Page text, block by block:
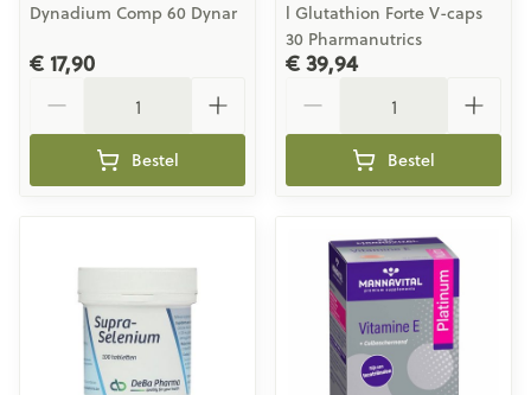
Dynadium Comp 60 Dynar
€ 17,90
Bestel
l Glutathion Forte V-caps
30 Pharmanutrics
€ 39,94
Bestel